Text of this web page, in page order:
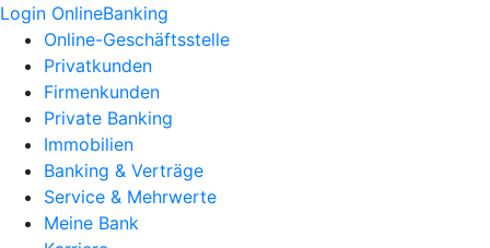
Login OnlineBanking
Online-Geschäftsstelle
Privatkunden
Firmenkunden
Private Banking
Immobilien
Banking & Verträge
Service & Mehrwerte
Meine Bank